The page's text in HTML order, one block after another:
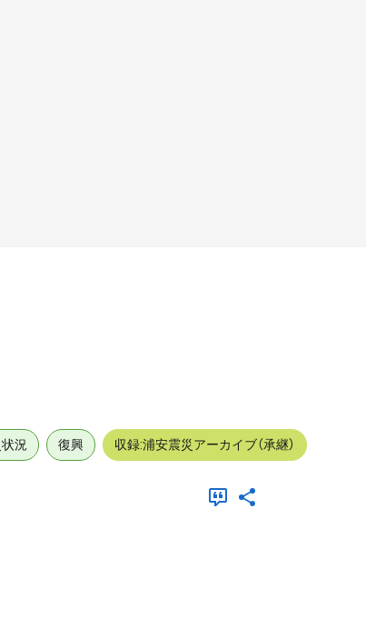
況 復興 収録:浦安震災アーカイブ（承継）